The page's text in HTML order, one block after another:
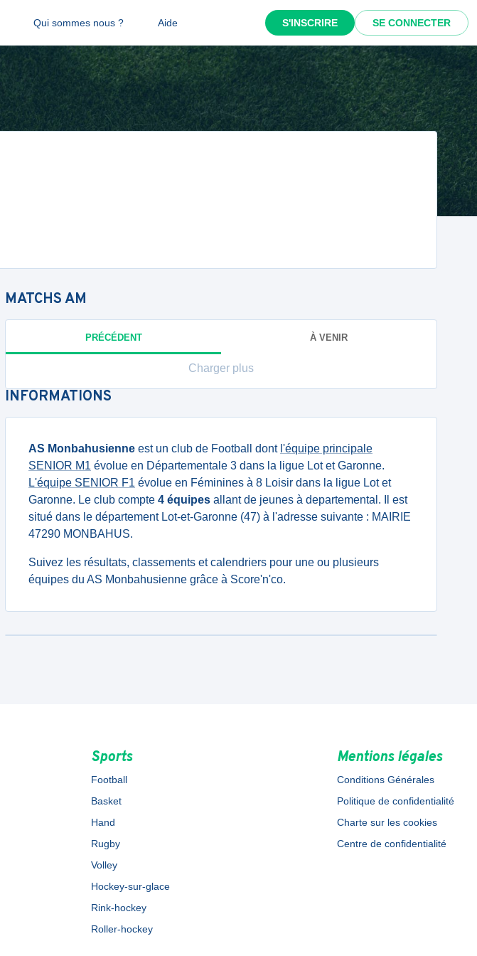
Qui sommes nous ? Aide S'INSCRIRE SE CONNECTER
MATCHSAM
PRÉCÉDENT À VENIR
Charger plus
INFORMATIONS
AS Monbahusienne est un club de Football dont l'équipe principale
SENIOR M1 évolue en Départementale 3 dans la ligue Lot et Garonne.
L'équipe SENIOR F1 évolue en Féminines à 8 Loisir dans la ligue Lot et
Garonne. Le club compte 4 équipes allant de jeunes à departemental. Il est
situé dans le département Lot-et-Garonne (47) à l'adresse suivante : MAIRIE
47290 MONBAHUS.
Suivez les résultats, classements et calendriers pour une ou plusieurs
équipes du AS Monbahusienne grâce à Score'n'co.
Sports
Football
Basket
Hand
Rugby
Volley
Hockey-sur-glace
Rink-hockey
Roller-hockey
Mentions légales
Conditions Générales
Politique de confidentialité
Charte sur les cookies
Centre de confidentialité